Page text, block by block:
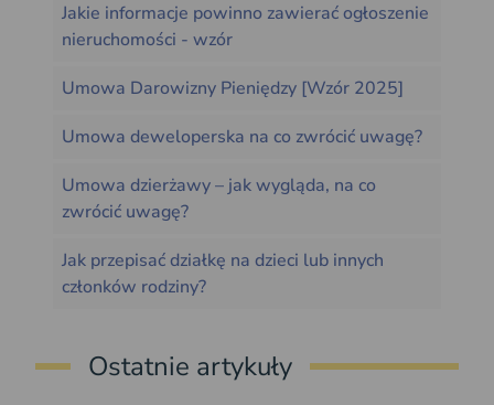
Jakie informacje powinno zawierać ogłoszenie
nieruchomości - wzór
Umowa Darowizny Pieniędzy [Wzór 2025]
Umowa deweloperska na co zwrócić uwagę?
Umowa dzierżawy – jak wygląda, na co
zwrócić uwagę?
Jak przepisać działkę na dzieci lub innych
członków rodziny?
Ostatnie artykuły